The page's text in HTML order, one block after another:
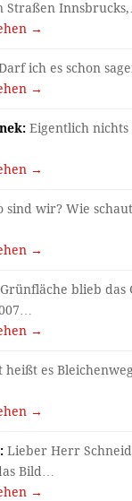
Straßen
→
ich es schon
→
Eigentlich nichts
→
sind wir? Wie
→
blieb das
→
heißt es
→
Lieber Herr
Bild…
→